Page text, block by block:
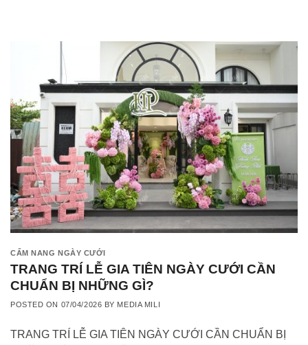
CẨM NANG NGÀY CƯỚI
TRANG TRÍ LỄ GIA TIÊN NGÀY CƯỚI CẦN
CHUẨN BỊ NHỮNG GÌ?
POSTED ON 07/04/2026 BY MEDIA MILI
TRANG TRÍ LỄ GIA TIÊN NGÀY CƯỚI CẦN CHUẨN BỊ